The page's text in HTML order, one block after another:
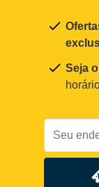
Seja